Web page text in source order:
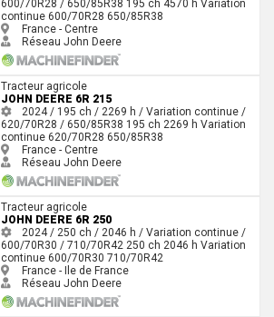
600/70R28 / 650/85R38 195 ch 4570 h Variation
continue 600/70R28 650/85R38
France - Centre
Réseau John Deere
Tracteur agricole
JOHN DEERE 6R 215
2024 / 195 ch / 2269 h / Variation continue /
620/70R28 / 650/85R38 195 ch 2269 h Variation
continue 620/70R28 650/85R38
France - Centre
Réseau John Deere
Tracteur agricole
JOHN DEERE 6R 250
2024 / 250 ch / 2046 h / Variation continue /
600/70R30 / 710/70R42 250 ch 2046 h Variation
continue 600/70R30 710/70R42
France - Ile de France
Réseau John Deere